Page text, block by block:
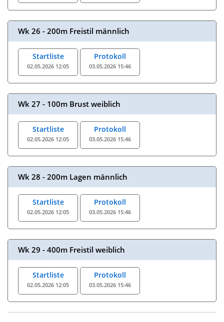
Wk 26 - 200m Freistil männlich
Startliste
02.05.2026 12:05
Protokoll
03.05.2026 15:46
Wk 27 - 100m Brust weiblich
Startliste
02.05.2026 12:05
Protokoll
03.05.2026 15:46
Wk 28 - 200m Lagen männlich
Startliste
02.05.2026 12:05
Protokoll
03.05.2026 15:46
Wk 29 - 400m Freistil weiblich
Startliste
02.05.2026 12:05
Protokoll
03.05.2026 15:46